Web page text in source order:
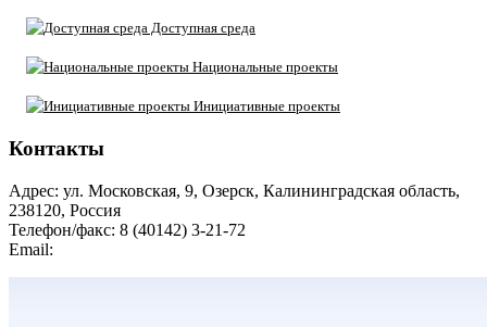
Доступная среда
Национальные проекты
Инициативные проекты
Контакты
Адрес: ул. Московская, 9, Озерск, Калининградская область,
238120, Россия
Телефон/факс: 8 (40142) 3-21-72
Email: